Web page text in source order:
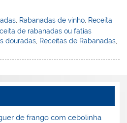
ai
l
h
o
ai
t
ar
e
Rabanadas de vinho Receita
de rabanadas ou fatias
douradas Receitas de Rabanadas
de frango com cebolinha